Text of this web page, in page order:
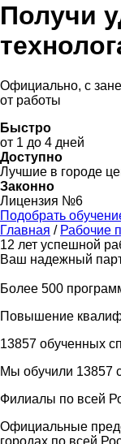
Получи
Официально, с
от работы
Быстро
от 1 до 4 дней
Доступно
Лучшие в городе
Законно
Лицензия №6
Подобрать
Главная / Рабочие
12 лет успешной
Ваш надежный
Более 500
Повышение
13857 обученных
Мы обучили 13857
Филиалы по всей
Официальные
городах по всей